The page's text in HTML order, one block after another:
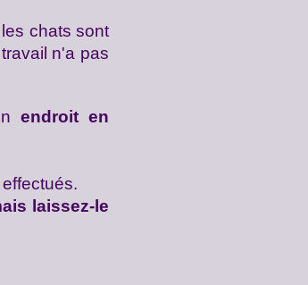
chats sont
n'a pas
endroit en
laissez-le